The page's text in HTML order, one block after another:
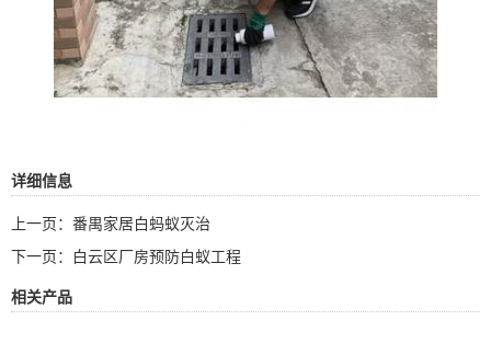
详细信息
上一页： 番禺家居白蚂蚁灭治
下一页：
白云区厂房预防白蚁工程
相关产品